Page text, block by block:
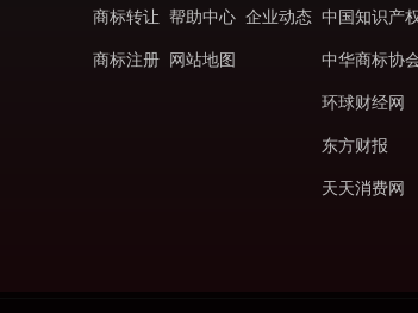
商标转让
商标注册
帮助中心
网站地图
企业动态 中国知识产
中华商标协
环球财经网
东方财报
天天消费网